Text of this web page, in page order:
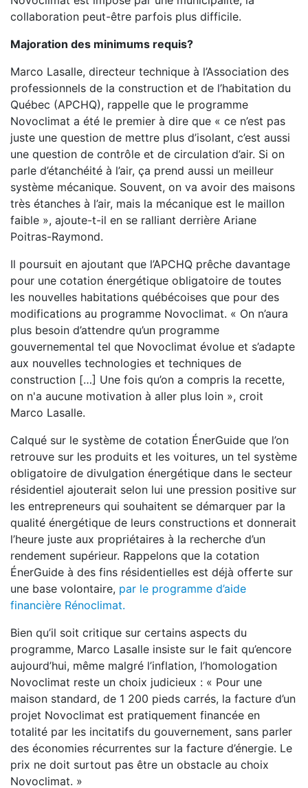
collaboration peut-être parfois plus difficile.
Majoration des minimums requis?
Marco Lasalle, directeur technique à l’Association des
professionnels de la construction et de l’habitation du
Québec (APCHQ), rappelle que le programme
Novoclimat a été le premier à dire que « ce n’est pas
juste une question de mettre plus d’isolant, c’est aussi
une question de contrôle et de circulation d’air. Si on
parle d’étanchéité à l’air, ça prend aussi un meilleur
système mécanique. Souvent, on va avoir des maisons
très étanches à l’air, mais la mécanique est le maillon
faible », ajoute-t-il en se ralliant derrière Ariane
Poitras-Raymond.
Il poursuit en ajoutant que l’APCHQ prêche davantage
pour une cotation énergétique obligatoire de toutes
les nouvelles habitations québécoises que pour des
modifications au programme Novoclimat. « On n’aura
plus besoin d’attendre qu’un programme
gouvernemental tel que Novoclimat évolue et s’adapte
aux nouvelles technologies et techniques de
construction […] Une fois qu’on a compris la recette,
on n'a aucune motivation à aller plus loin », croit
Marco Lasalle.
Calqué sur le système de cotation ÉnerGuide que l’on
retrouve sur les produits et les voitures, un tel système
obligatoire de divulgation énergétique dans le secteur
résidentiel ajouterait selon lui une pression positive sur
les entrepreneurs qui souhaitent se démarquer par la
qualité énergétique de leurs constructions et donnerait
l’heure juste aux propriétaires à la recherche d’un
rendement supérieur. Rappelons que la cotation
ÉnerGuide à des fins résidentielles est déjà offerte sur
une base volontaire, par le programme d’aide
financière Rénoclimat.
Bien qu’il soit critique sur certains aspects du
programme, Marco Lasalle insiste sur le fait qu’encore
aujourd’hui, même malgré l’inflation, l’homologation
Novoclimat reste un choix judicieux : « Pour une
maison standard, de 1 200 pieds carrés, la facture d’un
projet Novoclimat est pratiquement financée en
totalité par les incitatifs du gouvernement, sans parler
des économies récurrentes sur la facture d’énergie. Le
prix ne doit surtout pas être un obstacle au choix
Novoclimat. »